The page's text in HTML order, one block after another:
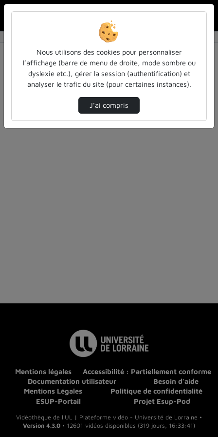
0 vidéo trouvée
Audio Vidéo Statistiques de vues
Direction de tri
Désolé, aucune vidéo trouvée.
Mentions légales
Accessibilité : Partiellement conforme
Documentation utilisateur
Besoin d'aide
Mentions Légales
Politique de confidentialité
ESUP-Portail
Projet Esup-Pod
Vidéothèque de l'UL | Plateforme vidéo - Université de Lorraine •
Version 4.3.0 • 12601 vidéos disponibles (319 jours, 16:33:41)
Nous utilisons des cookies pour personnaliser
l’affichage (barre de menu de droite, mode sombre ou
dyslexie etc.), gérer la session (authentification) et
analyser le trafic du site (pour certaines instances).
J’ai compris